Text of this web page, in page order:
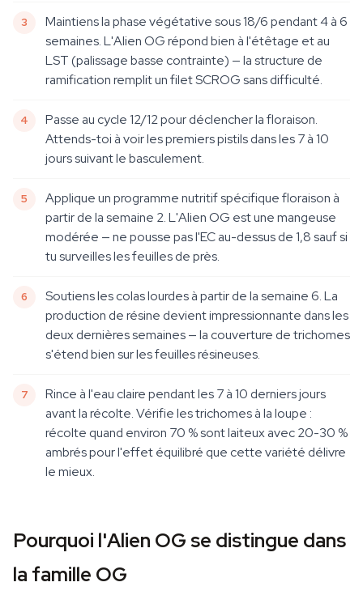
Maintiens la phase végétative sous 18/6 pendant 4 à 6
semaines. L'Alien OG répond bien à l'étêtage et au
LST (palissage basse contrainte) — la structure de
ramification remplit un filet SCROG sans difficulté.
Passe au cycle 12/12 pour déclencher la floraison.
Attends-toi à voir les premiers pistils dans les 7 à 10
jours suivant le basculement.
Applique un programme nutritif spécifique floraison à
partir de la semaine 2. L'Alien OG est une mangeuse
modérée — ne pousse pas l'EC au-dessus de 1,8 sauf si
tu surveilles les feuilles de près.
Soutiens les colas lourdes à partir de la semaine 6. La
production de résine devient impressionnante dans les
deux dernières semaines — la couverture de trichomes
s'étend bien sur les feuilles résineuses.
Rince à l'eau claire pendant les 7 à 10 derniers jours
avant la récolte. Vérifie les trichomes à la loupe :
récolte quand environ 70 % sont laiteux avec 20-30 %
ambrés pour l'effet équilibré que cette variété délivre
le mieux.
Pourquoi l'Alien OG se distingue dans
la famille OG